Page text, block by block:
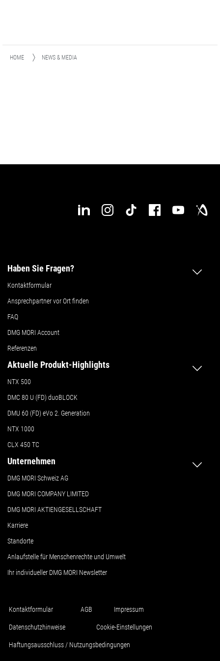
HOME NEWS & MEDIA
Haben Sie Fragen?
Kontaktformular
Ansprechpartner vor Ort finden
FAQ
DMG MORI Account
Referenzen
Aktuelle Produkt-Highlights
NTX 500
DMC 80 U (FD) duoBLOCK
DMU 60 (FD) eVo 2. Generation
NTX 1000
CLX 450 TC
Unternehmen
DMG MORI Schweiz AG
DMG MORI COMPANY LIMITED
DMG MORI AKTIENGESELLSCHAFT
Karriere
Standorte
Anlaufstelle für Menschenrechte und Umwelt
Ihr individueller DMG MORI Newsletter
Kontaktformular AGB Impressum
Datenschutzhinweise Cookie-Einstellungen
Haftungsausschluss / Nutzungsbedingungen